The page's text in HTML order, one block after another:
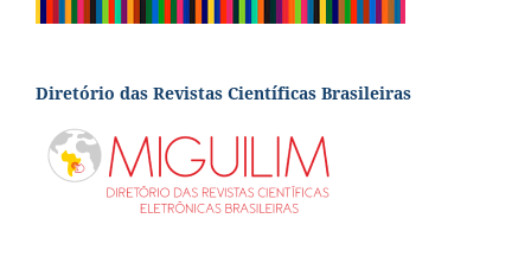
Diretório das Revistas Científicas Brasileiras